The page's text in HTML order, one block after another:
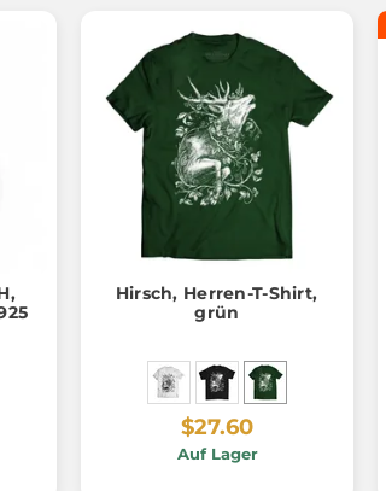
Hirsch, Herren-T-Shirt,
grün
$27.60
Auf Lager